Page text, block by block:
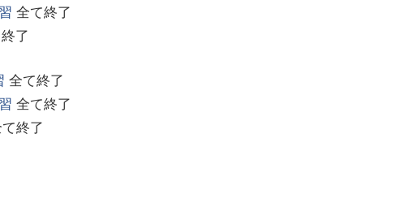
全て終了
了
全て終了
全て終了
終了